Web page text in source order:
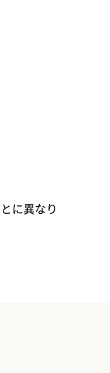
に異なり